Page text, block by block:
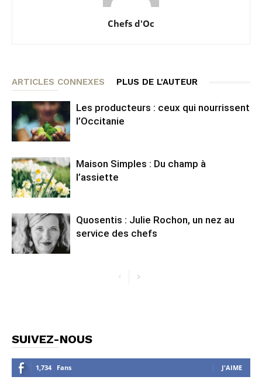
Chefs d'Oc
ARTICLES CONNEXES PLUS DE L'AUTEUR
Les producteurs : ceux qui nourrissent
l’Occitanie
Maison Simples : Du champ à
l’assiette
Quosentis : Julie Rochon, un nez au
service des chefs
SUIVEZ-NOUS
1,734 Fans J'AIME